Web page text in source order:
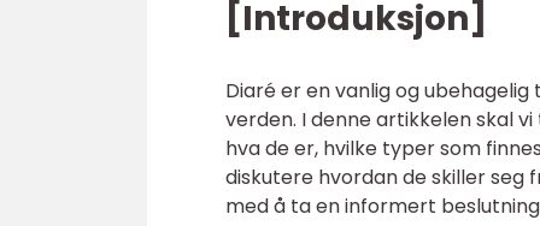
[Introduksjon]
Diaré er en vanlig og
verden. I denne artikkelen skal
hva de er, hvilke typer som
diskutere hvordan de skiller seg
med å ta en informert